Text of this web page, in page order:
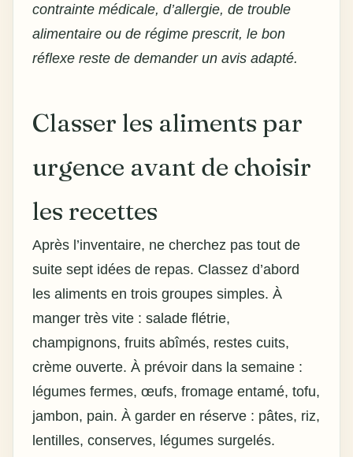
contrainte médicale, d’allergie, de trouble
alimentaire ou de régime prescrit, le bon
réflexe reste de demander un avis adapté.
Classer les aliments par
urgence avant de choisir
les recettes
Après l’inventaire, ne cherchez pas tout de
suite sept idées de repas. Classez d’abord
les aliments en trois groupes simples. À
manger très vite : salade flétrie,
champignons, fruits abîmés, restes cuits,
crème ouverte. À prévoir dans la semaine :
légumes fermes, œufs, fromage entamé, tofu,
jambon, pain. À garder en réserve : pâtes, riz,
lentilles, conserves, légumes surgelés.